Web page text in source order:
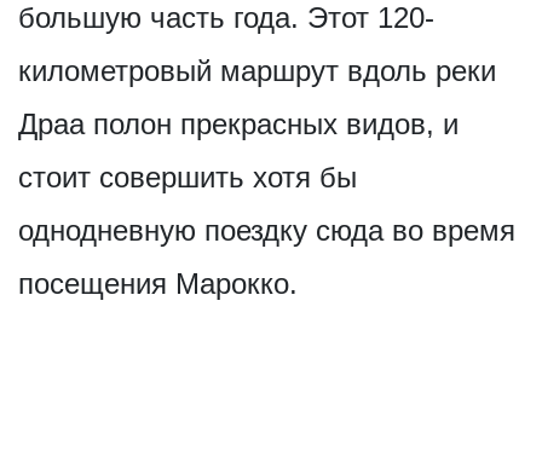
большую часть года. Этот 120-
километровый маршрут вдоль реки
Драа полон прекрасных видов, и
стоит совершить хотя бы
однодневную поездку сюда во время
посещения Марокко.